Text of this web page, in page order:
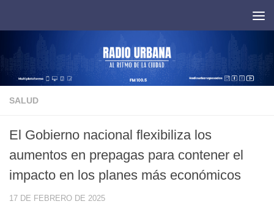
SALUD
El Gobierno nacional flexibiliza los
aumentos en prepagas para contener el
impacto en los planes más económicos
17 DE FEBRERO DE 2025